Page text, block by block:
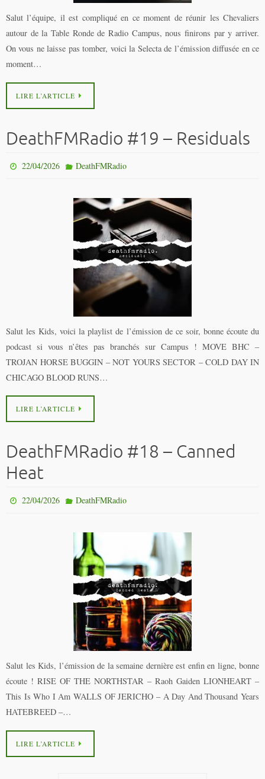
Salut l’équipe, il est compliqué en ce moment de réunir les Chevaliers
autour de la Table Ronde de Radio Campus, nous finirons par y arriver.
On vous ne laisse pas tomber, voici la Selecta de l’émission diffusée en ce
moment…
LIRE L’ARTICLE
DeathFMRadio #19 – Residuals
22/04/2026 DeathFMRadio
Salut les Kids, voici la playlist de l’émission de ce soir, bonne écoute du
podcast si vous n’êtes pas branchés sur Campus ! MOVE BHC –
TROJAN HORSE BUGGIN – NOT YOURS SECTOR – COLD DAY IN
CHICAGO BLOOD RUNS…
LIRE L’ARTICLE
DeathFMRadio #18 – Canned
Heat
22/04/2026 DeathFMRadio
Salut les Kids, l’émission de la semaine dernière est enfin en ligne, bonne
écoute ! RISE OF THE NORTHSTAR – Raoh Gaiden LIONHEART –
This Is Who I Am WALLS OF JERICHO – A Day And Thousand Years
HATEBREED –…
LIRE L’ARTICLE